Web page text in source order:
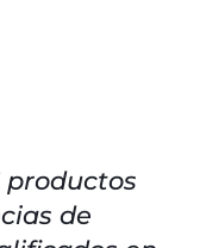
productos
de